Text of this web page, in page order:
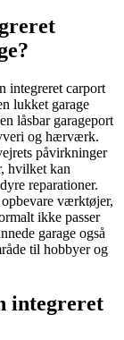
integreret carport
lukket garage
låsbar garageport
og hærværk.
påvirkninger
hvilket kan
reparationer.
værktøjer,
ikke passer
garage også
til hobbyer og
integreret